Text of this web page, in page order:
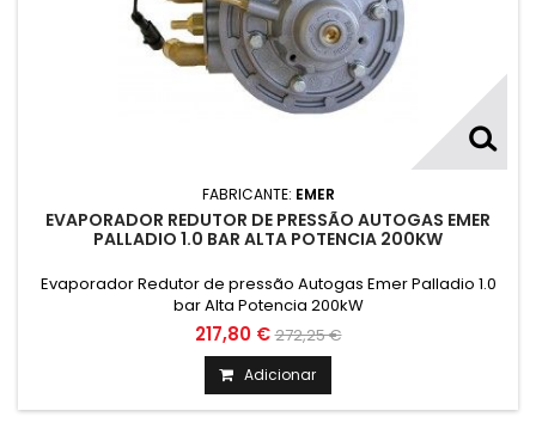
FABRICANTE: EMER
EVAPORADOR REDUTOR DE PRESSÃO AUTOGAS EMER
PALLADIO 1.0 BAR ALTA POTENCIA 200KW
Evaporador Redutor de pressão Autogas Emer Palladio 1.0
bar Alta Potencia 200kW
217,80 €272,25 €
Adicionar